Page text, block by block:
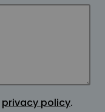
privacy policy.